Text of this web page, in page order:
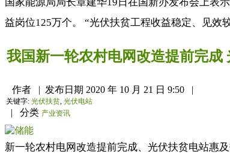
益岗位125万个。 “光伏扶贫工程收益稳定、见效
我国新一轮农村电网改造提前完成
作者 | 发布日期 2020 年 10 月 21 日 9:50 |
关键字: 光伏扶贫, 光伏电站
| 分类 产业资讯
新一轮农村电网改造提前完成、光伏扶贫电站惠